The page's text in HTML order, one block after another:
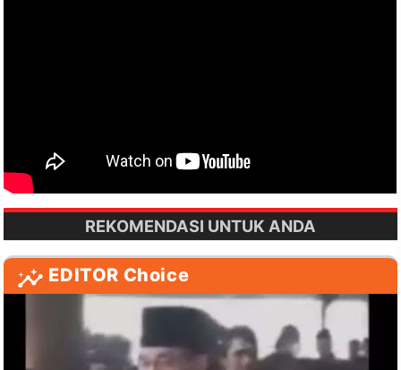
REKOMENDASI UNTUK ANDA
EDITOR Choice